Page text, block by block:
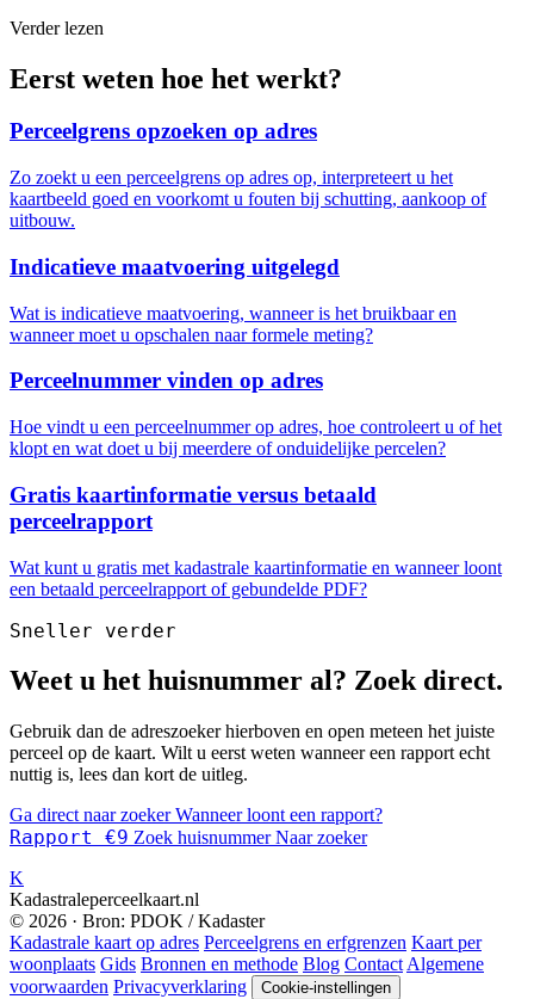
Verder lezen
Eerst weten hoe het werkt?
Perceelgrens opzoeken op adres
Zo zoekt u een perceelgrens op adres op, interpreteert u het
kaartbeeld goed en voorkomt u fouten bij schutting, aankoop of
uitbouw.
Indicatieve maatvoering uitgelegd
Wat is indicatieve maatvoering, wanneer is het bruikbaar en
wanneer moet u opschalen naar formele meting?
Perceelnummer vinden op adres
Hoe vindt u een perceelnummer op adres, hoe controleert u of het
klopt en wat doet u bij meerdere of onduidelijke percelen?
Gratis kaartinformatie versus betaald
perceelrapport
Wat kunt u gratis met kadastrale kaartinformatie en wanneer loont
een betaald perceelrapport of gebundelde PDF?
Sneller verder
Weet u het huisnummer al? Zoek direct.
Gebruik dan de adreszoeker hierboven en open meteen het juiste
perceel op de kaart. Wilt u eerst weten wanneer een rapport echt
nuttig is, lees dan kort de uitleg.
Ga direct naar zoekerWanneer loont een rapport?
Rapport €9 Zoek huisnummer Naar zoeker
K
Kadastraleperceelkaart.nl
© 2026 · Bron: PDOK / Kadaster
Kadastrale kaart op adres Perceelgrens en erfgrenzen Kaart per
woonplaats Gids Bronnen en methode Blog Contact Algemene
voorwaarden Privacyverklaring Cookie-instellingen